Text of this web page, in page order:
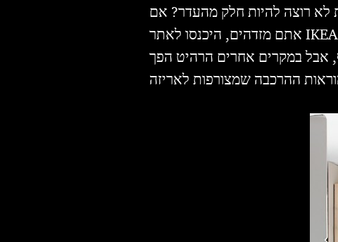
לא רוצה להיות חלק מהעדר? אם
אבל במקרים אחרים הרהיט הפך